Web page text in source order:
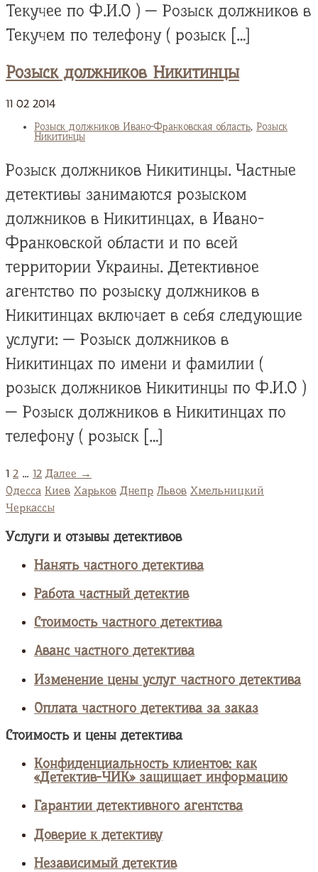
Текучее по Ф.И.О ) — Розыск должников в
Текучем по телефону ( розыск […]
Розыск должников Никитинцы
11 02 2014
Розыск должников Ивано-Франковская область, Розыск
Никитинцы
Розыск должников Никитинцы. Частные
детективы занимаются розыском
должников в Никитинцах, в Ивано-
Франковской области и по всей
территории Украины. Детективное
агентство по розыску должников в
Никитинцах включает в себя следующие
услуги: — Розыск должников в
Никитинцах по имени и фамилии (
розыск должников Никитинцы по Ф.И.О )
— Розыск должников в Никитинцах по
телефону ( розыск […]
1 2 … 12 Далее →
Одесса Киев Харьков Днепр Львов Хмельницкий
Черкассы
Услуги и отзывы детективов
Нанять частного детектива
Работа частный детектив
Стоимость частного детектива
Аванс частного детектива
Изменение цены услуг частного детектива
Оплата частного детектива за заказ
Стоимость и цены детектива
Конфиденциальность клиентов: как
«Детектив-ЧИК» защищает информацию
Гарантии детективного агентства
Доверие к детективу
Независимый детектив